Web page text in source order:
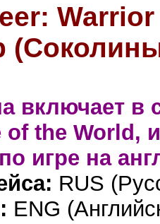
включает в
of the World,
игре на
RUS
ENG